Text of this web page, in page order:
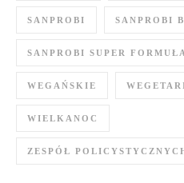
SANPROBI SANPROBI
SANPROBI SUPER FORMUŁA
WEGAŃSKIE
WIELKANOC
ZESPÓŁ